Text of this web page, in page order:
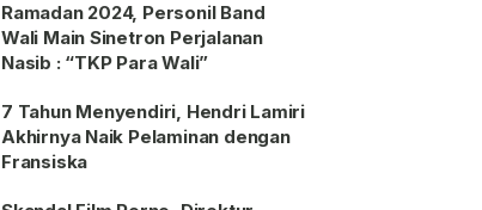
Ramadan 2024, Personil Band
Wali Main Sinetron Perjalanan
Nasib : “TKP Para Wali”
7 Tahun Menyendiri, Hendri Lamiri
Akhirnya Naik Pelaminan dengan
Fransiska